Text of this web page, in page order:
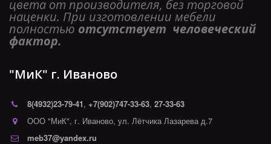
цвета от производителя, без торговой
наценки. При изготовлении мебели
полностью отсутствует  человеческий
фактор.
"МиК" г. Иваново
8(4932)23-79-41, +7(902)747-33-63, 27-33-63
ООО "МиК", г. Иваново, ул. Лётчика Лазарева д.7
meb37@yandex.ru